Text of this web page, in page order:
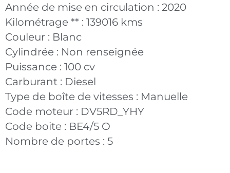
Année de mise en circulation : 2020
Kilométrage ** : 139016 kms
Couleur : Blanc
Cylindrée : Non renseignée
Puissance : 100 cv
Carburant : Diesel
Type de boîte de vitesses : Manuelle
Code moteur : DV5RD_YHY
Code boite : BE4/5 O
Nombre de portes : 5